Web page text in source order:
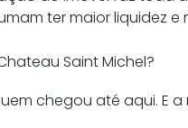
ter maior liquidez e
Saint Michel?
chegou até aqui. E